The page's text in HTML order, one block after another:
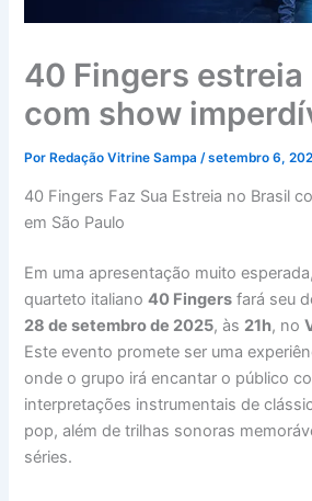
40 Fingers estreia
com show
PorRedação Vitrine Sampa /setembro 6,
40 Fingers Faz Sua Estreia no Brasil
em São Paulo
Em uma apresentação muito
quarteto italiano40 Fingers fará seu
28 de setembro de 2025, às 21h, no
Este evento promete ser uma
onde o grupo irá encantar o público
interpretações instrumentais de
pop, além de trilhas sonoras
séries.